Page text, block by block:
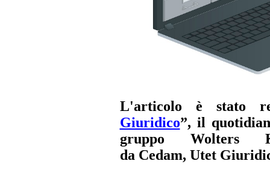
L'articolo è stato
Giuridico”, il
gruppo
da Cedam, Utet